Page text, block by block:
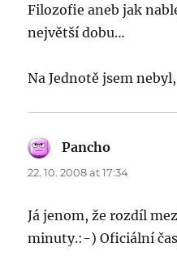
Filozofie aneb jak
největší dobu…
Na Jednotě jsem
Pancho
22. 10. 2008 at 17:34
Já jenom, že rozdíl
minuty.:-) Oficiální